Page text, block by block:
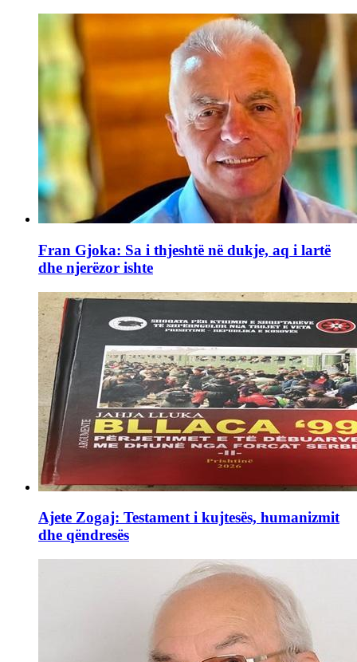
Fran Gjoka: Sa i thjeshtë në dukje, aq i lartë
dhe njerëzor ishte
Ajete Zogaj: Testament i kujtesës, humanizmit
dhe qëndresës